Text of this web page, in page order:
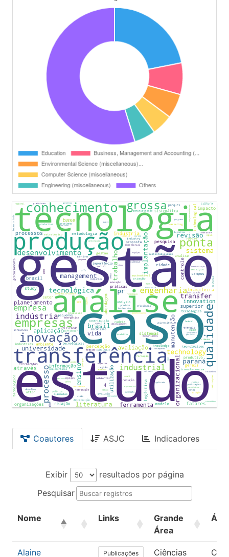
Coautores ASJC Indicadores
Exibir
resultados por página
Pesquisar
Nome Links
Grande
Área
Alaine Publicações Ciências